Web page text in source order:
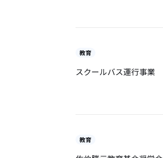
教育
スクールバス運行事業
教育